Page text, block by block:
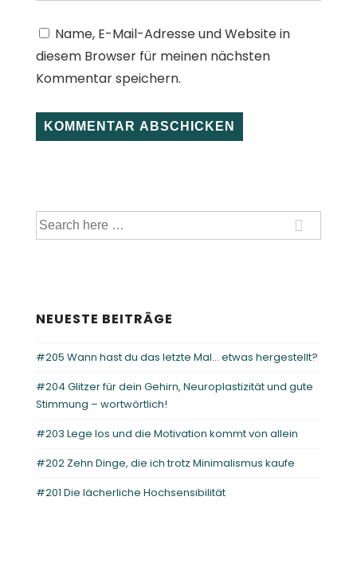
Name, E-Mail-Adresse und Website in
diesem Browser für meinen nächsten
Kommentar speichern.
Suche
nach:
NEUESTE BEITRÄGE
#205 Wann hast du das letzte Mal… etwas hergestellt?
#204 Glitzer für dein Gehirn, Neuroplastizität und gute
Stimmung – wortwörtlich!
#203 Lege los und die Motivation kommt von allein
#202 Zehn Dinge, die ich trotz Minimalismus kaufe
#201 Die lächerliche Hochsensibilität